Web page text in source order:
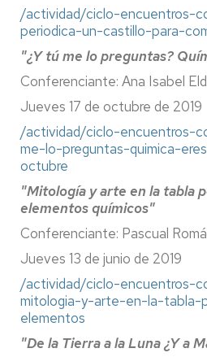
/actividad/ciclo-encuentros-
periodica-un-castillo-para-
"¿Y tú me lo preguntas?
Conferenciante: Ana Isabel
Jueves 17 de octubre de 2019
/actividad/ciclo-encuentros-
me-lo-preguntas-quimica-
octubre
"Mitología y arte en la tabla
elementos químicos"
Conferenciante: Pascual
Jueves 13 de junio de 2019
/actividad/ciclo-encuentros-
mitologia-y-arte-en-la-tabla-
elementos
"De la Tierra a la Luna ¿Y a